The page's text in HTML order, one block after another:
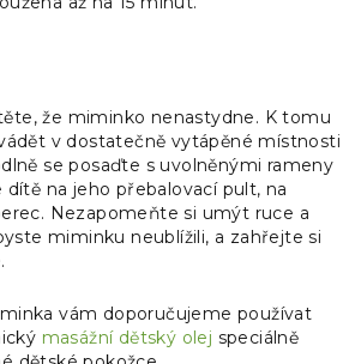
že miminko nenastydne. K tomu
v dostatečně vytápěné místnosti
se posaďte s uvolněnými rameny
na jeho přebalovací pult, na
Nezapomeňte si umýt ruce a
miminku neublížili, a zahřejte si
vám doporučujeme používat
masážní dětský olej speciálně